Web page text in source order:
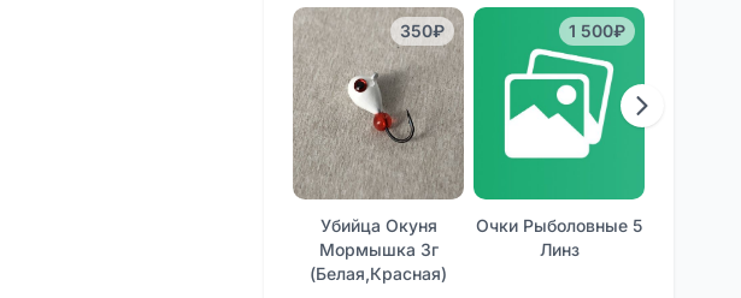
350₽
Убийца Окуня
Мормышка 3г
(белая,красная)
1 500₽
Очки Рыболовные 5
Линз